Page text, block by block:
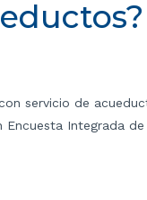
servicio de
Integrada de